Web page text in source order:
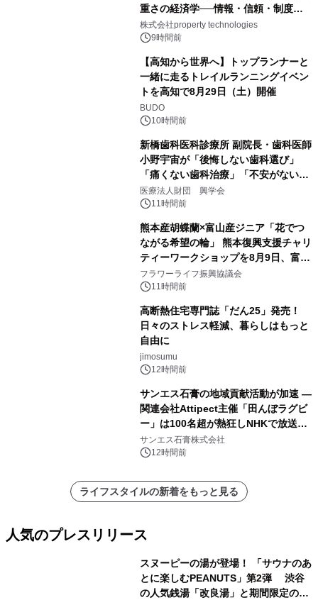
重さの経済学──情報・信頼・制度を
PropTechはどう組み替えるか）｜
PropTech-Lab
株式会社property technologies
9時間前
【高知から世界へ】トップランナーと
一緒に走るトレイルランニングイベン
トを高知で8月29日（土）開催
BUDO
10時間前
新橋歯科医科診療所 副院長・歯科医師
小野宇宙が「後悔しない歯科選び」
「痛くない歯科治療」「不安がない治
療計画」をテーマに専門監修
医療法人財団 興学会
11時間前
熊本産胡蝶蘭×富山産ジニア「花でつ
ながる希望の輪」 熊本復興支援チャリ
ティーワークショップを8月9日、富
山・射水で開催
フラワーライフ振興協議会
11時間前
高断熱住宅専門誌「だん25」発売！
日々のストレス軽減、暮らしはもっと
自由に
jimosumu
12時間前
サンエス石膏の地域貢献活動が加速 ―
関連会社Attipect主催「田んぼラグビ
ー」は100名超が熱狂しNHKで放送さ
れました。
サンエス石膏株式会社
12時間前
ライフスタイルの新着をもっと見る
人気のプレスリリース
スヌーピーの湯が登場！ 「サウナのあ
とに楽しむPEANUTS」第2弾 渋谷
の人気銭湯「改良湯」と期間限定のコ